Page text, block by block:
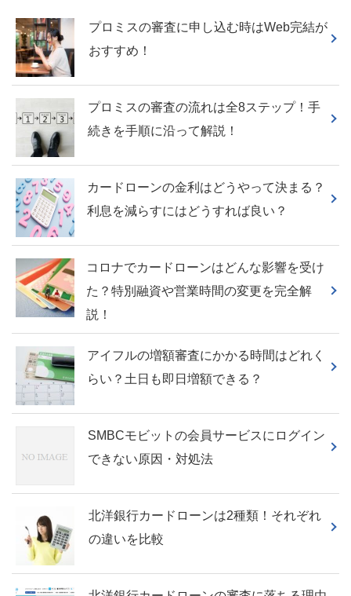
プロミスの審査に申し込む時はWeb完結が
おすすめ！
プロミスの審査の流れは全8ステップ！手
続きを手順に沿って解説！
カードローンの金利はどうやって決まる？
利息を減らすにはどうすれば良い？
コロナでカードローンはどんな影響を受け
た？特別融資や営業時間の変更を完全解
説！
アイフルの増額審査にかかる時間はどれく
らい？土日も即日増額できる？
SMBCモビットの会員サービスにログイン
できない原因・対処法
北洋銀行カードローンは2種類！それぞれ
の違いを比較